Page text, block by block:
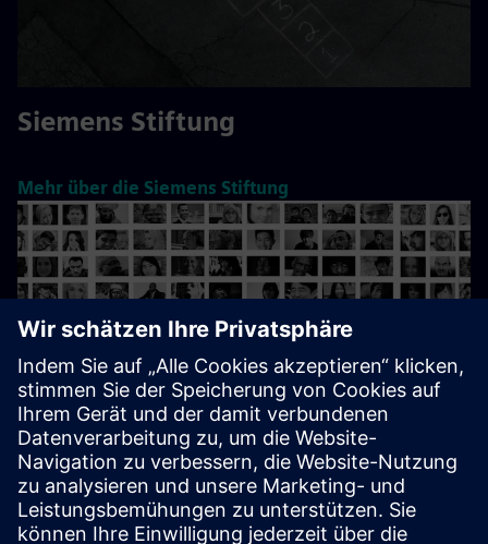
Siemens Stiftung
Mehr über die Siemens Stiftung
Partnerschaften & Sponsoring